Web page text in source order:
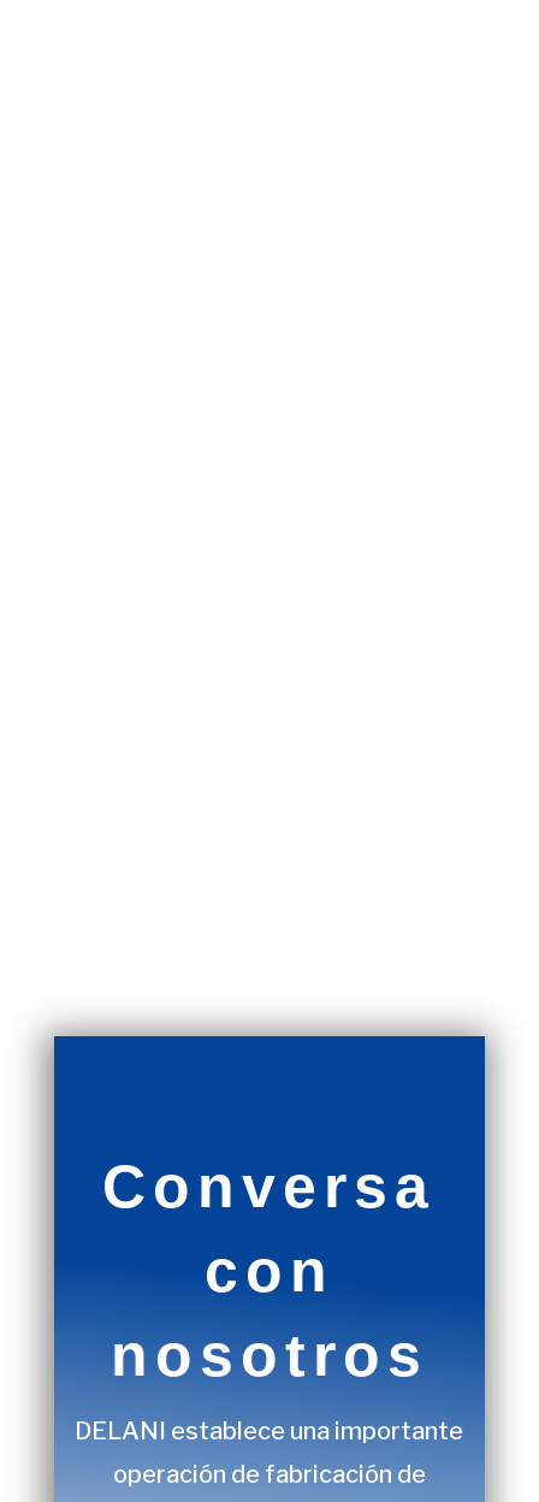
Conversa
con
nosotros
DELANI establece una importante
operación de fabricación de